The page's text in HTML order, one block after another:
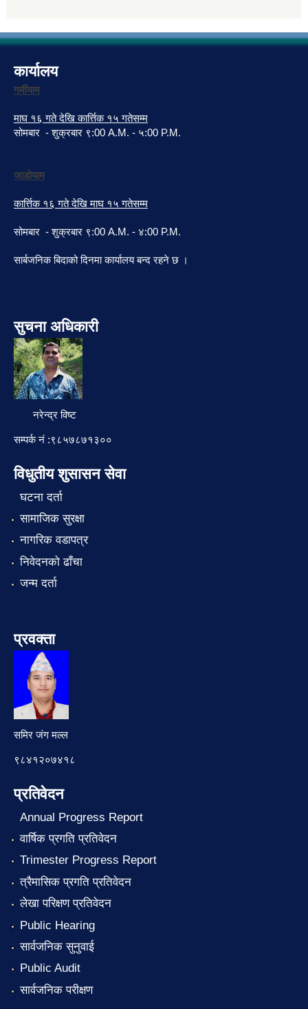
कार्यालय
गर्मीयाम
माघ १६ गते देखि कार्त्तिक १५ गतेसम्म
सोमबार - शुक्रबार ९:00 A.M. - ५:00 P.M.
जाडोयाम
कार्त्तिक १६ गते देखि माघ १५ गतेसम्म
सोमबार - शुक्रबार ९:00 A.M. - ४:00 P.M.
सार्बजनिक बिदाको दिनमा कार्यालय बन्द रहने छ ।
सुचना अधिकारी
नरेन्द्र विष्ट
सम्पर्क नं :९८५७८७१३००
विधुतीय शुसासन सेवा
घटना दर्ता
सामाजिक सुरक्षा
नागरिक वडापत्र
निवेदनको ढाँचा
जन्म दर्ता
प्रवक्ता
समिर जंग मल्ल
९८४१२०७४१८
प्रतिवेदन
Annual Progress Report
वार्षिक प्रगति प्रतिवेदन
Trimester Progress Report
त्रैमासिक प्रगति प्रतिवेदन
लेखा परिक्षण प्रतिवेदन
Public Hearing
सार्वजनिक सुनुवाई
Public Audit
सार्वजनिक परीक्षण